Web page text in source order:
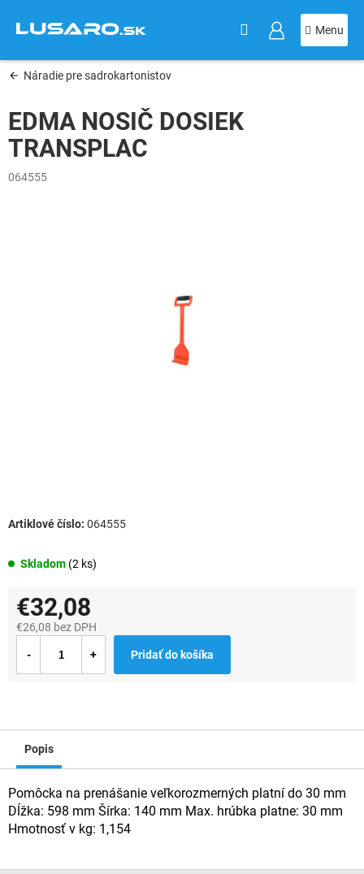
obsah
Náradie pre sadrokartonistov
EDMA NOSIČ DOSIEK
TRANSPLAC
064555
Skladom (2 ks)
064555
€32,08
€26,08 bez DPH
cena:
Pridať do košíka
Popis
Pomôcka na prenášanie veľkorozmerných platní do 30 mm
Dĺžka: 598 mm Šírka: 140 mm Max. hrúbka platne: 30 mm
Hmotnosť v kg: 1,154